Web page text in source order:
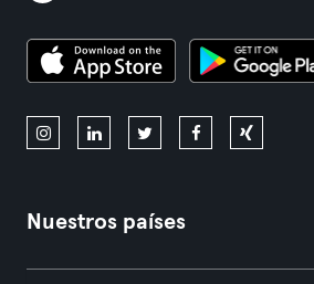
Nuestros países